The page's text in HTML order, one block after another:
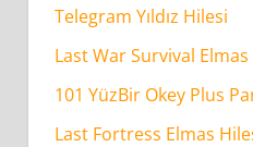
Telegram Yıldız Hilesi
Last War Survival
101 YüzBir Okey Plus
Last Fortress Elmas